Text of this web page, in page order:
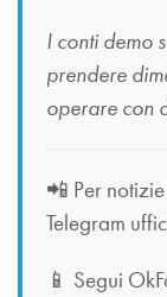
I conti demo
prendere
operare con
📲 Per
Telegram
📱 Segui